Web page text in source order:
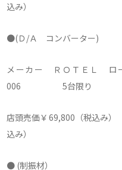
込み）
●(Ｄ/Ａ コンバーター)
メーカー ＲＯＴ
006 5台限り
店頭売価￥69,800（税
込み）
● (制振材）